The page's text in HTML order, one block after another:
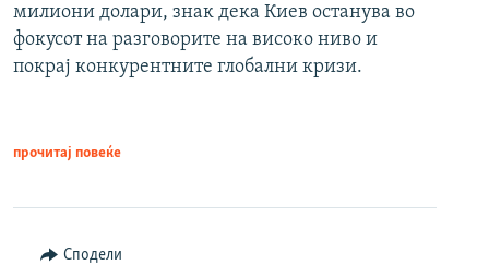
милиони долари, знак дека Киев останува во
фокусот на разговорите на високо ниво и
покрај конкурентните глобални кризи.
прочитај повеќе
Сподели